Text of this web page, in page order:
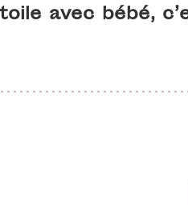
avec bébé,